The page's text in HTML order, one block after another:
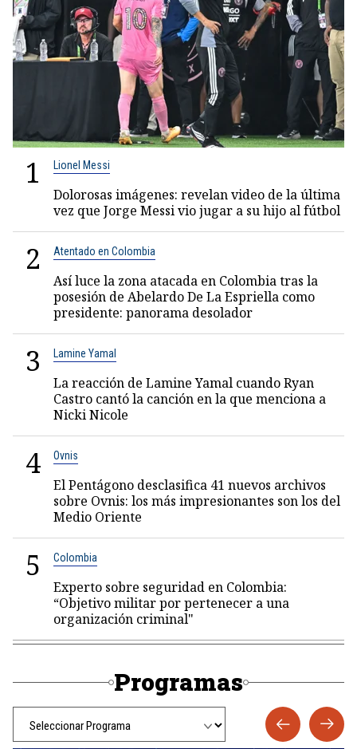
1 Lionel Messi
Dolorosas imágenes: revelan video de la última
vez que Jorge Messi vio jugar a su hijo al fútbol
2 Atentado en Colombia
Así luce la zona atacada en Colombia tras la
posesión de Abelardo De La Espriella como
presidente: panorama desolador
3 Lamine Yamal
La reacción de Lamine Yamal cuando Ryan
Castro cantó la canción en la que menciona a
Nicki Nicole
4 Ovnis
El Pentágono desclasifica 41 nuevos archivos
sobre Ovnis: los más impresionantes son los del
Medio Oriente
5 Colombia
Experto sobre seguridad en Colombia:
“Objetivo militar por pertenecer a una
organización criminal"
Programas